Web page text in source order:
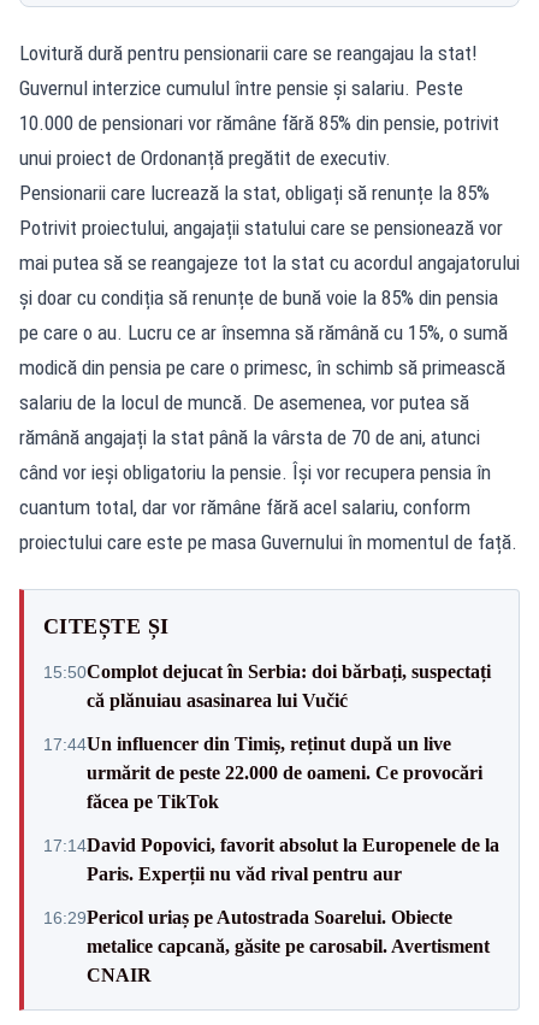
Lovitură dură pentru pensionarii care se reangajau la stat!
Guvernul interzice cumulul între pensie și salariu. Peste
10.000 de pensionari vor rămâne fără 85% din pensie, potrivit
unui proiect de Ordonanță pregătit de executiv.
Pensionarii care lucrează la stat, obligați să renunțe la 85%
Potrivit proiectului, angajații statului care se pensionează vor
mai putea să se reangajeze tot la stat cu acordul angajatorului
și doar cu condiția să renunțe de bună voie la 85% din pensia
pe care o au. Lucru ce ar însemna să rămână cu 15%, o sumă
modică din pensia pe care o primesc, în schimb să primească
salariu de la locul de muncă. De asemenea, vor putea să
rămână angajați la stat până la vârsta de 70 de ani, atunci
când vor ieși obligatoriu la pensie. Își vor recupera pensia în
cuantum total, dar vor rămâne fără acel salariu, conform
proiectului care este pe masa Guvernului în momentul de față.
CITEȘTE ȘI
15:50Complot dejucat în Serbia: doi bărbați, suspectați
că plănuiau asasinarea lui Vučić
17:44Un influencer din Timiș, reținut după un live
urmărit de peste 22.000 de oameni. Ce provocări
făcea pe TikTok
17:14David Popovici, favorit absolut la Europenele de la
Paris. Experții nu văd rival pentru aur
16:29Pericol uriaș pe Autostrada Soarelui. Obiecte
metalice capcană, găsite pe carosabil. Avertisment
CNAIR